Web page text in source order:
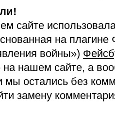
сайте
на
войны»)
на нашем сайте, а
остались без
замену